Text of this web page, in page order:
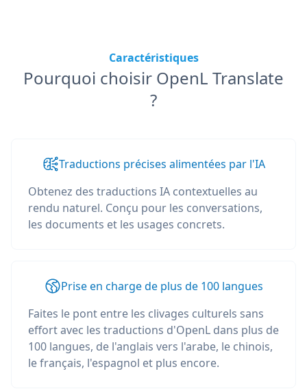
Caractéristiques
Pourquoi choisir OpenL Translate
?
Traductions précises alimentées par l'IA
Obtenez des traductions IA contextuelles au
rendu naturel. Conçu pour les conversations,
les documents et les usages concrets.
Prise en charge de plus de 100 langues
Faites le pont entre les clivages culturels sans
effort avec les traductions d'OpenL dans plus de
100 langues, de l'anglais vers l'arabe, le chinois,
le français, l'espagnol et plus encore.